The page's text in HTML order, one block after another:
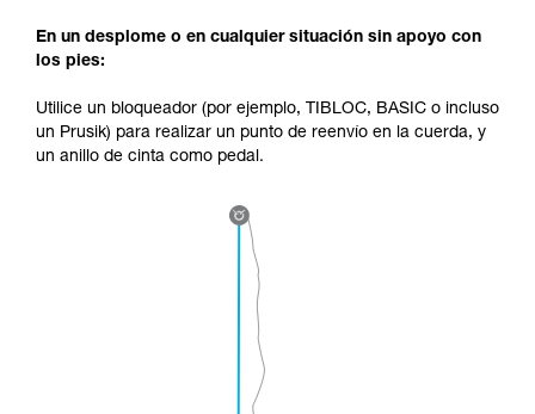
En un desplome o en cualquier situación sin apoyo con
los pies:
Utilice un bloqueador (por ejemplo, TIBLOC, BASIC o incluso
un Prusik) para realizar un punto de reenvío en la cuerda, y
un anillo de cinta como pedal.